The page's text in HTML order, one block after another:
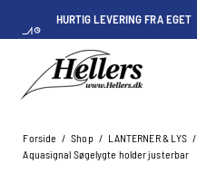
HURTIG LEVERING FRA EGET
LAGER I KASTRUP
Forside / Shop / LANTERNER & LYS /
Aquasignal Søgelygte holder justerbar